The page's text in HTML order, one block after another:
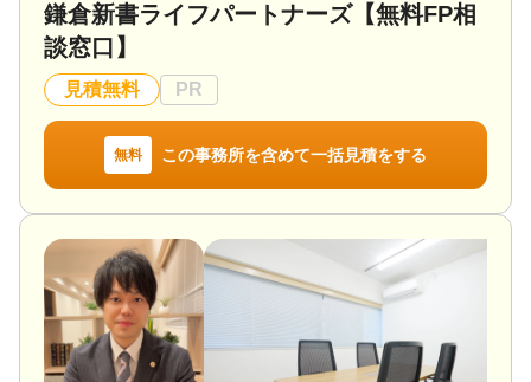
鎌倉新書ライフパートナーズ【無料FP相
談窓口】
見積無料 PR
無料 この事務所を含めて一括見積をする